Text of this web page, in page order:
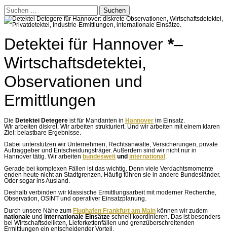
Suchen
nach:
Detektei für Hannover *–
Wirtschaftsdetektei,
Observationen und
Ermittlungen
Die Detektei Detegere ist für Mandanten in Hannover im Einsatz.
Wir arbeiten diskret. Wir arbeiten strukturiert. Und wir arbeiten mit einem klaren
Ziel: belastbare Ergebnisse.
Dabei unterstützen wir Unternehmen, Rechtsanwälte, Versicherungen, private
Auftraggeber und Entscheidungsträger. Außerdem sind wir nicht nur in
Hannover tätig. Wir arbeiten bundesweit und international
Gerade bei komplexen Fällen ist das wichtig. Denn viele Verdachtsmomente
enden heute nicht an Stadtgrenzen. Häufig führen sie in andere Bundesländer.
Oder sogar ins Ausland.
Deshalb verbinden wir klassische Ermittlungsarbeit mit moderner Recherche,
Observation, OSINT und operativer Einsatzplanung.
Durch unsere Nähe zum Flughafen Frankfurt am Main können wir zudem
nationale und internationale Einsätze schnell koordinieren. Das ist besonders
bei Wirtschaftsdelikten, Lieferkettenfällen und grenzüberschreitenden
Ermittlungen ein entscheidender Vorteil.